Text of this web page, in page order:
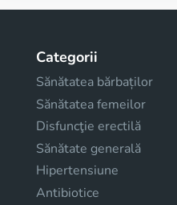
Categorii
Sănătatea bărbaților
Sănătatea femeilor
Disfuncţie erectilă
Sănătate generală
Hipertensiune
Antibiotice